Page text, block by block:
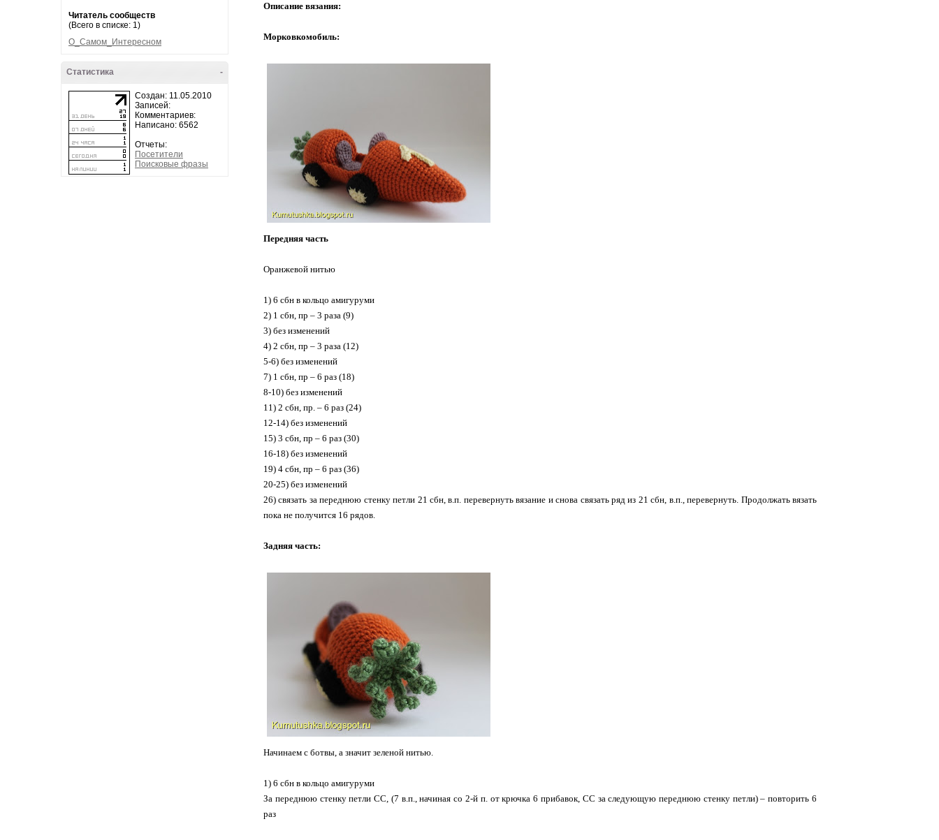
Читатель сообществ
(Всего в списке: 1)
О_Самом_Интересном
-
Статистика
Создан: 11.05.2010
Записей:
Комментариев:
Написано: 6562
Отчеты:
Посетители
Поисковые фразы
Описание вязания:
Морковкомобиль:
Передняя часть
Оранжевой нитью
1) 6 сбн в кольцо амигуруми
2) 1 сбн, пр – 3 раза (9)
3) без изменений
4) 2 сбн, пр – 3 раза (12)
5-6) без изменений
7) 1 сбн, пр – 6 раз (18)
8-10) без изменений
11) 2 сбн, пр. – 6 раз (24)
12-14) без изменений
15) 3 сбн, пр – 6 раз (30)
16-18) без изменений
19) 4 сбн, пр – 6 раз (36)
20-25) без изменений
26) связать за переднюю стенку петли 21 сбн, в.п. перевернуть вязание и снова связать ряд из 21 сбн, в.п., перевернуть. Продолжать вязать
пока не получится 16 рядов.
Задняя часть:
Начинаем с ботвы, а значит зеленой нитью.
1) 6 сбн в кольцо амигуруми
За переднюю стенку петли СС, (7 в.п., начиная со 2-й п. от крючка 6 прибавок, СС за следующую переднюю стенку петли) – повторить 6
раз